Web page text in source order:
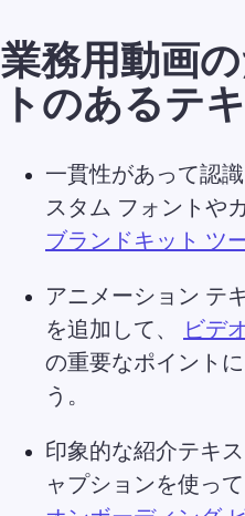
業務用動画
トのあるテ
一貫性があって認
スタム フォントや
ブランドキット ツ
アニメーション テ
を追加して、
ビデ
の重要なポイント
う。
印象的な紹介テキ
ャプションを使っ